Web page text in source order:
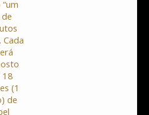
Cada
18
(1
de